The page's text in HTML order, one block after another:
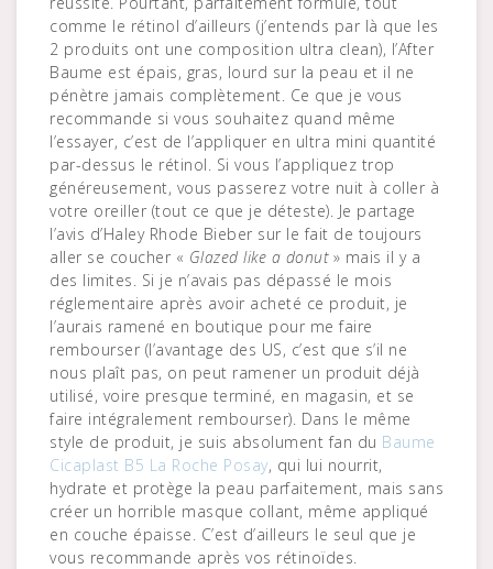
comme le rétinol d’ailleurs (j’entends par là que les
2 produits ont une composition ultra clean), l’After
Baume est épais, gras, lourd sur la peau et il ne
pénètre jamais complètement. Ce que je vous
recommande si vous souhaitez quand même
l’essayer, c’est de l’appliquer en ultra mini quantité
par-dessus le rétinol. Si vous l’appliquez trop
généreusement, vous passerez votre nuit à coller à
votre oreiller (tout ce que je déteste). Je partage
l’avis d’Haley Rhode Bieber sur le fait de toujours
aller se coucher « Glazed like a donut» mais il y a
des limites. Si je n’avais pas dépassé le mois
réglementaire après avoir acheté ce produit, je
l’aurais ramené en boutique pour me faire
rembourser (l’avantage des US, c’est que s’il ne
nous plaît pas, on peut ramener un produit déjà
utilisé, voire presque terminé, en magasin, et se
faire intégralement rembourser). Dans le même
style de produit, je suis absolument fan du Baume
Cicaplast B5 La Roche Posay, qui lui nourrit,
hydrate et protège la peau parfaitement, mais sans
créer un horrible masque collant, même appliqué
en couche épaisse. C’est d’ailleurs le seul que je
vous recommande après vos rétinoïdes.